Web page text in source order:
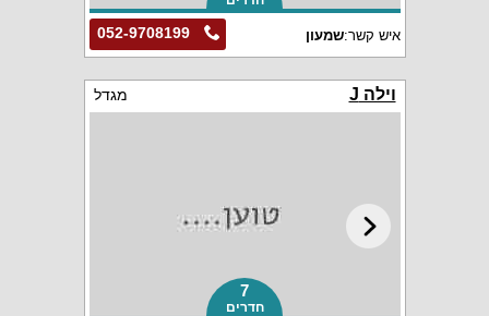
052-9708199 איש קשר:שמעון
וילה J מגדל
7
חדרים